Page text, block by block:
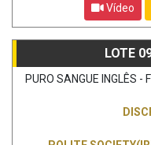
Vídeo
LOTE
PURO SANGUE INGLÊS